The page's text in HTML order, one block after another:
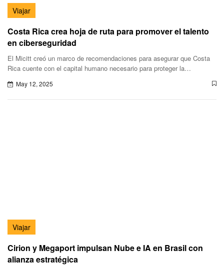
Viajar
Costa Rica crea hoja de ruta para promover el talento
en ciberseguridad
El Micitt creó un marco de recomendaciones para asegurar que Costa
Rica cuente con el capital humano necesario para proteger la
May 12, 2025
Viajar
Cirion y Megaport impulsan Nube e IA en Brasil con
alianza estratégica